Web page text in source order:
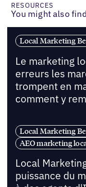
RESOURCES
You might also
Local Marketing
Le marketing
erreurs les
trompent en
comment y
Local Marketing
AEO marketing
Local
puissance du